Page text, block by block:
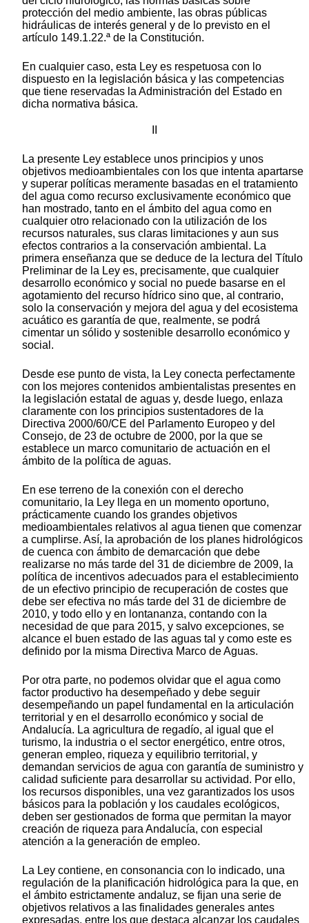
protección del medio ambiente, las obras públicas
hidráulicas de interés general y de lo previsto en el
artículo 149.1.22.ª de la Constitución.
En cualquier caso, esta Ley es respetuosa con lo
dispuesto en la legislación básica y las competencias
que tiene reservadas la Administración del Estado en
dicha normativa básica.
La presente Ley establece unos principios y unos
objetivos medioambientales con los que intenta apartarse
y superar políticas meramente basadas en el tratamiento
del agua como recurso exclusivamente económico que
han mostrado, tanto en el ámbito del agua como en
cualquier otro relacionado con la utilización de los
recursos naturales, sus claras limitaciones y aun sus
efectos contrarios a la conservación ambiental. La
primera enseñanza que se deduce de la lectura del Título
Preliminar de la Ley es, precisamente, que cualquier
desarrollo económico y social no puede basarse en el
agotamiento del recurso hídrico sino que, al contrario,
solo la conservación y mejora del agua y del ecosistema
acuático es garantía de que, realmente, se podrá
cimentar un sólido y sostenible desarrollo económico y
social.
Desde ese punto de vista, la Ley conecta perfectamente
con los mejores contenidos ambientalistas presentes en
la legislación estatal de aguas y, desde luego, enlaza
claramente con los principios sustentadores de la
Directiva 2000/60/CE del Parlamento Europeo y del
Consejo, de 23 de octubre de 2000, por la que se
establece un marco comunitario de actuación en el
ámbito de la política de aguas.
En ese terreno de la conexión con el derecho
comunitario, la Ley llega en un momento oportuno,
prácticamente cuando los grandes objetivos
medioambientales relativos al agua tienen que comenzar
a cumplirse. Así, la aprobación de los planes hidrológicos
de cuenca con ámbito de demarcación que debe
realizarse no más tarde del 31 de diciembre de 2009, la
política de incentivos adecuados para el establecimiento
de un efectivo principio de recuperación de costes que
debe ser efectiva no más tarde del 31 de diciembre de
2010, y todo ello y en lontananza, contando con la
necesidad de que para 2015, y salvo excepciones, se
alcance el buen estado de las aguas tal y como este es
definido por la misma Directiva Marco de Aguas.
Por otra parte, no podemos olvidar que el agua como
factor productivo ha desempeñado y debe seguir
desempeñando un papel fundamental en la articulación
territorial y en el desarrollo económico y social de
Andalucía. La agricultura de regadío, al igual que el
turismo, la industria o el sector energético, entre otros,
generan empleo, riqueza y equilibrio territorial, y
demandan servicios de agua con garantía de suministro y
calidad suficiente para desarrollar su actividad. Por ello,
los recursos disponibles, una vez garantizados los usos
básicos para la población y los caudales ecológicos,
deben ser gestionados de forma que permitan la mayor
creación de riqueza para Andalucía, con especial
atención a la generación de empleo.
La Ley contiene, en consonancia con lo indicado, una
regulación de la planificación hidrológica para la que, en
el ámbito estrictamente andaluz, se fijan una serie de
objetivos relativos a las finalidades generales antes
expresadas, entre los que destaca alcanzar los caudales